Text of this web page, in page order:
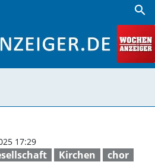
search
Kirchen chor
17:29